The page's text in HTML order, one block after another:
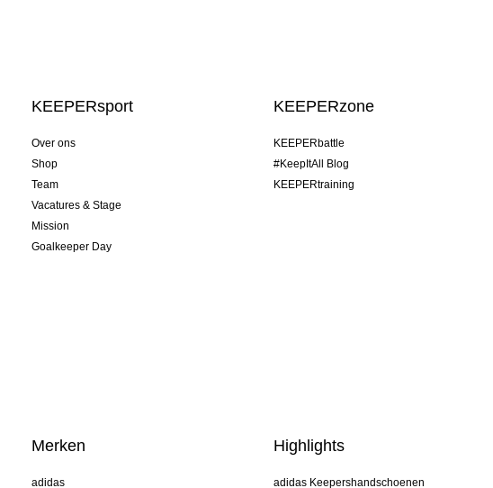
KEEPERsport
Over ons
Shop
Team
Vacatures & Stage
Mission
Goalkeeper Day
KEEPERzone
KEEPERbattle
#KeepItAll Blog
KEEPERtraining
Merken
adidas
Highlights
adidas Keepershandschoenen